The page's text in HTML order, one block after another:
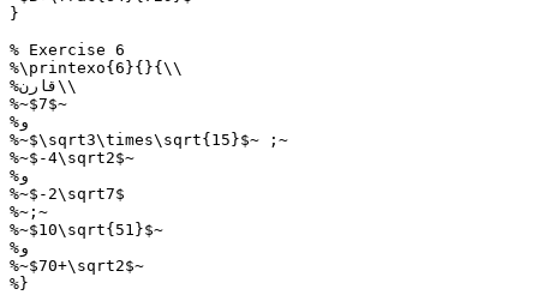
}
% Exercise 6
%\printexo{6}{}{\\
%قارن\\
%~$7$~
%و
%~$\sqrt3\times\sqrt{15}$~ ;~
%~$-4\sqrt2$~
%و
%~$-2\sqrt7$
%~;~
%~$10\sqrt{51}$~
%و
%~$70+\sqrt2$~
%}